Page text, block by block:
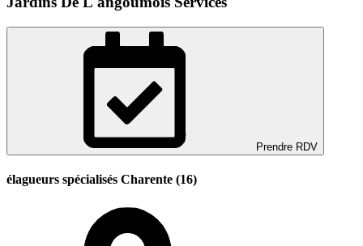
Prendre RDV
élagueurs spécialisés Charente (16)